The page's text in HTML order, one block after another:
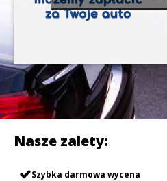
Nasze zalety:
Szybka darmowa wycena